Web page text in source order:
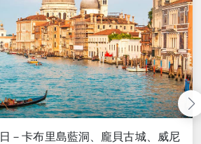
里島藍洞、龐貝古城、威尼